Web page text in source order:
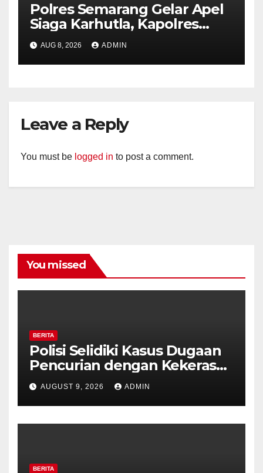
Polres Semarang Gelar Apel
Siaga Karhutla, Kapolres
Tekankan Sinergi dan
Kesiapsiagaan Hadapi Musim
Kemarau.
AUG 8, 2026 ADMIN
Leave a Reply
You must be logged in to post a comment.
You missed
BERITA
Polisi Selidiki Kasus Dugaan
Pencurian dengan Kekerasan
di Counter HP Royal Phone
Ambarawa.
AUGUST 9, 2026 ADMIN
BERITA